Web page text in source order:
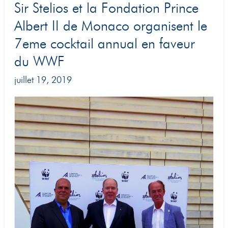
Sir Stelios et la Fondation Prince
Albert II de Monaco organisent le
7eme cocktail annual en faveur
du WWF
juillet 19, 2019
Sir
Stelios
et
Fondation
Prince
Albert
II
de
Monaco
organisent
le
7eme
cocktail
annual